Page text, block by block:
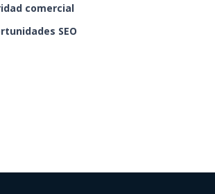
comercial
SEO